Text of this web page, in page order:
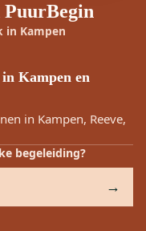
PuurBegin
in Kampen
Kampen en
in Kampen, Reeve,
begeleiding?